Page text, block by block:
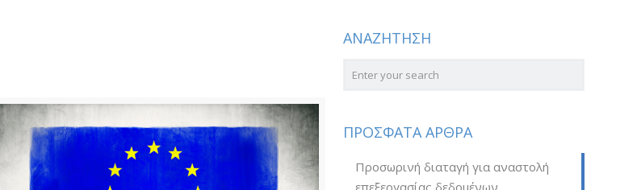
ΑΝΑΖΗΤΗΣΗ
ΠΡΟΣΦΑΤΑ ΑΡΘΡΑ
Προσωρινή διαταγή για αναστολή
επεξεργασίας δεδομένων